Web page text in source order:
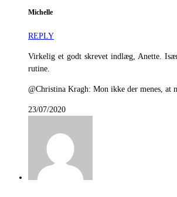
Michelle
REPLY
Virkelig et godt skrevet indlæg, Anette.
rutine.
@Christina Kragh: Mon ikke der menes, at
23/07/2020